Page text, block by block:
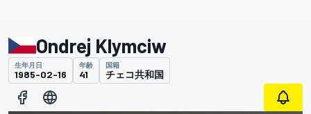
Ondrej Klymciw
生年月日
1985-02-16
年齢
41
国籍
チェコ共和国